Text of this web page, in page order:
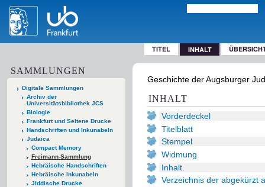
TITEL INHALT
SAMMLUNGEN
Digitale Sammlungen
Archiv der
Universitätsbibliothek JCS
Biologie
Frankfurt und Seltene Drucke
Handschriften und Inkunabeln
Judaica
Compact Memory
Freimann-Sammlung
Hebräische Handschriften
Hebräische Inkunabeln
Jiddische Drucke
Geschichte der Augsburger
INHALT
Vorderdeckel
Titelblatt
Stempel
Widmung
Inhalt.
Verzeichnis der abgekürzt